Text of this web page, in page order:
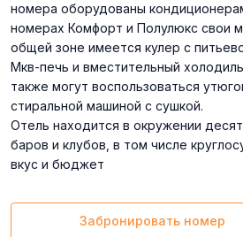
номера оборудованы
номерах Комфорт и Полулюкс свои
общей зоне имеется кулер с
Мкв-печь и вместительный
также могут воспользоваться
стиральной машиной с сушкой.
Отель находится в окружении
баров и клубов, в том числе
вкус и бюджет
Забронировать номер